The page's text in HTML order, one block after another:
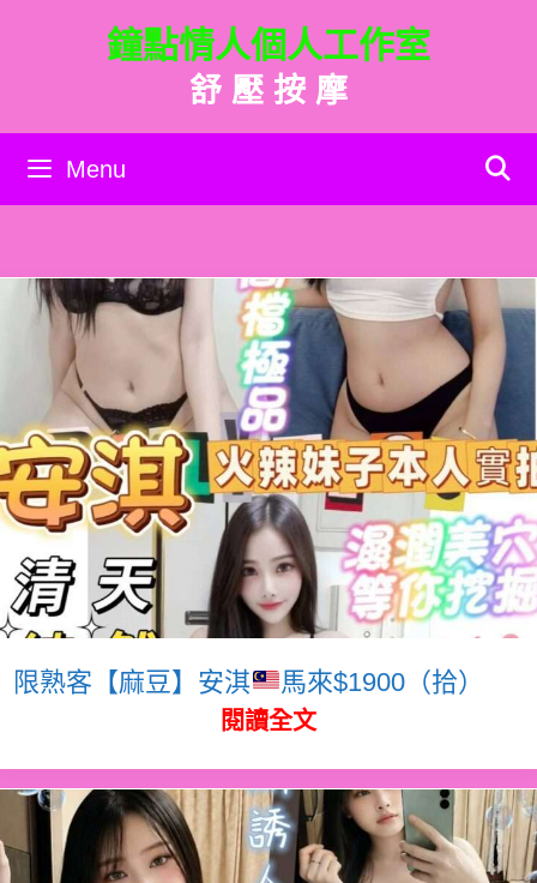
內
鐘點情人個人工作室
舒 壓 按 摩
Menu
限熟客【麻豆】安淇 馬來$1900（拾）
閱讀全文